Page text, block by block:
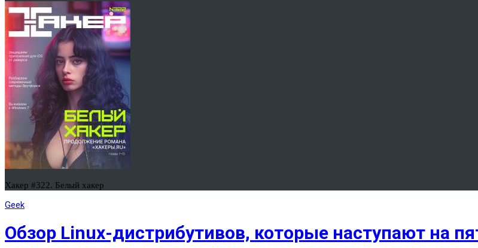
Хакер #322. Белый хакер
Geek
Обзор Linux-дистрибутивов, которые наступают на